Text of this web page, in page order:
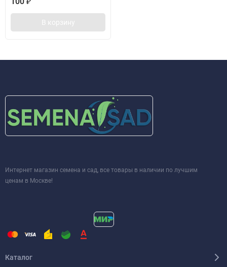
В корзину
Интернет магазин семена и сад, все товары в наличии по лучшим
ценам в Москве!
Каталог